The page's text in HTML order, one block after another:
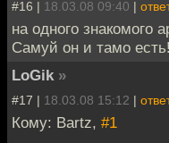
#16 | 18.03.08 09:40 |
на одного знакомого
Самуй он и тамо есть!
LoGik »
#17 | 18.03.08 15:12 |
Кому: Bartz, #1